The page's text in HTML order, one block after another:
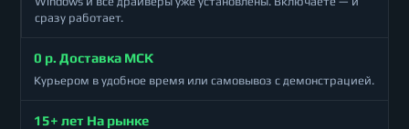
сразу работает.
0 р. Доставка МСК
Курьером в удобное время или самовывоз с демонстрацией.
15+ лет На рынке